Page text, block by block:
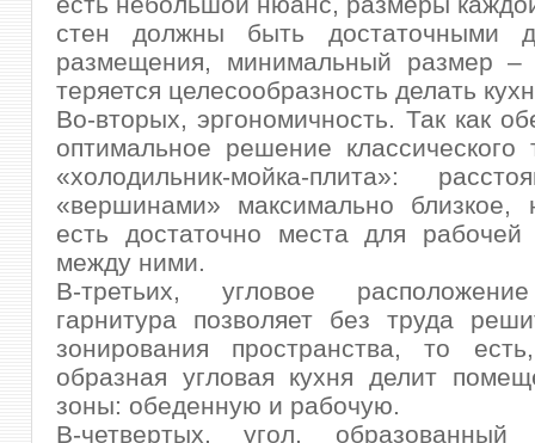
стен должны быть достаточными
размещения, минимальный размер –
теряется целесообразность делать
Во-вторых, эргономичность. Так как
оптимальное решение классического
«холодильник-мойка-плита»:
«вершинами» максимально
есть достаточно места для рабочей
между ними.
В-третьих, угловое
гарнитура позволяет без труда
зонирования пространства, то
образная угловая кухня делит
зоны: обеденную и рабочую.
В-четвертых, угол, образованный